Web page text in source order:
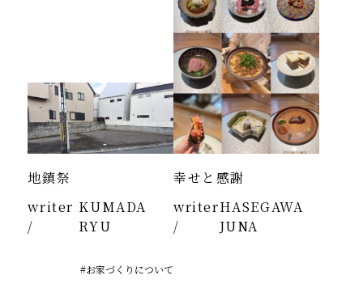
地鎮祭
writer
/
KUMADA
RYU
幸せと感謝
writer
/
HASEGAWA
JUNA
#お家づくりについて